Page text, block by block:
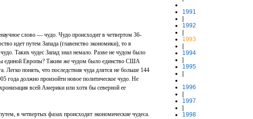
слово — чудо. Чудо происходит в четвертом 36-
идет путем Запада (главенство экономики), то в
Таких чудес Запад знал немало. Разве не чудом было
единой Европы? Таким же чудом было единство США
Легко понять, что последствия чуда длятся не больше 144
года должно произойти новое политическое чудо. Не
всей Америки или хотя бы северной ее
в четвертых фазах происходят экономические чудеса.
1991
1992
1993
1994
1995
1996
1997
1998